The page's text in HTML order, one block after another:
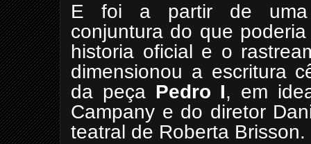
E foi a partir de uma
conjuntura do que
historia oficial e o
dimensionou a escritura
da peça Pedro I, em
Campany e do diretor
teatral de Roberta Brisson.